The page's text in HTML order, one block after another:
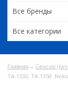
Все бренды
Все категории
Главная → Сенсор
TA-1332, TA-1350.